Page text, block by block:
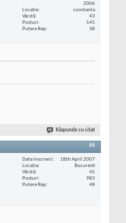
2006
Locaţie
constanta
Vârstă
43
Posturi
545
Putere Rep
38
Răspunde cu citat
#6
Data înscrierii
18th April 2007
Locaţie
Bucuresti
Vârstă
45
Posturi
983
Putere Rep
48